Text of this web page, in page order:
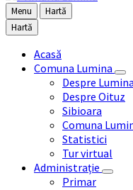
Menu
Hartă
Hartă
Acasă
Comuna Lumina
Despre Lumina
Despre Oituz
Sibioara
Comuna
Statistici
Tur virtual
Administrație
Primar